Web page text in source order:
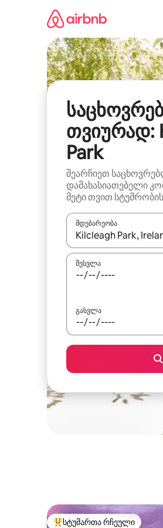
თვიურად:
Park
შეარჩიეთ
დამახასიათებელი
მეტი თვით
მდებარეობა
როცა შედეგები
შესვლა
გასვლა
სტუმართა რჩეული